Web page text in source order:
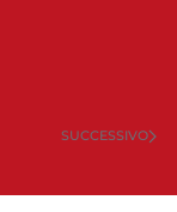
SUCCESSIVO